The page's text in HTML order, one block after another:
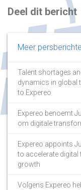
Deel dit bericht
Meer
Talent shortages
dynamics in global
to Expereo
Expereo benoemt
om digitale
Expereo appoints
to accelerate
growth
Volgens Expereo